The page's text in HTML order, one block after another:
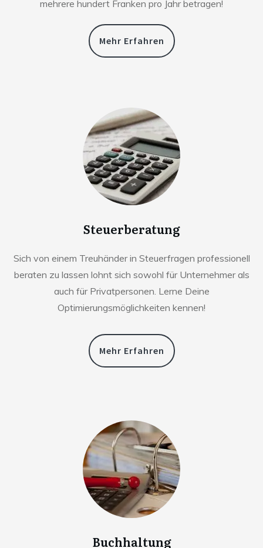
mehrere hundert Franken pro Jahr betragen!
Mehr Erfahren
Steuerberatung
Sich von einem Treuhänder in Steuerfragen professionell
beraten zu lassen lohnt sich sowohl für Unternehmer als
auch für Privatpersonen. Lerne Deine
Optimierungsmöglichkeiten kennen!
Mehr Erfahren
Buchhaltung